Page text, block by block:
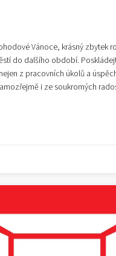
Vánoce, krásný zbytek
do dalšího období.
z pracovních úkolů a
i ze soukromých